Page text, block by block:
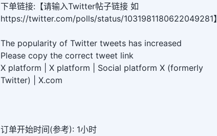
下单链接:【请输入Twitter帖子链接 如
https://twitter.com/polls/status/1031981180622049281】
The popularity of Twitter tweets has increased
Please copy the correct tweet link
X platform | X platform | Social platform X (formerly
Twitter) | X.com
订单开始时间(参考): 1小时